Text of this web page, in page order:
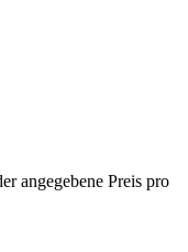
angegebene Preis pro